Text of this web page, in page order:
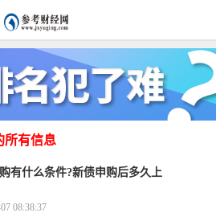
所有信息
有什么条件?新债申购后多久上
08:38:37